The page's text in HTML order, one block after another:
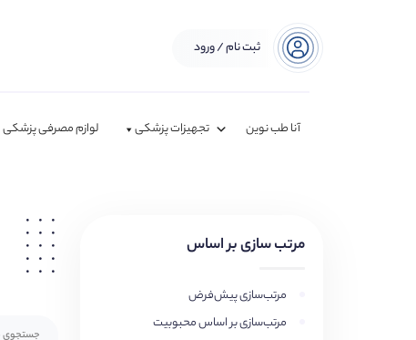
ثبت نام / ورود
آنا طب نوین تجهیزات پزشکی لوازم مصرفی پزشکی
مرتب سازی بر اساس
مرتب‌سازی پیش‌فرض
مرتب‌سازی بر اساس محبوبیت